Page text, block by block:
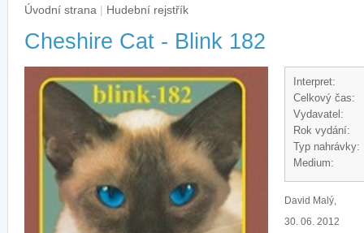
Úvodní strana | Hudební rejstřík
Cheshire Cat - Blink 182
Interpret:
Celkový čas:
Vydavatel:
Rok vydání:
Typ nahrávky:
Medium:
David Malý,
30. 06. 2012